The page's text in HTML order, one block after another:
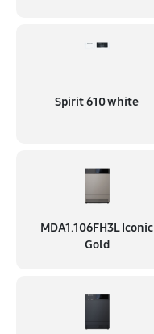
Spirit 610 white
MDA1.106FH3L Iconic
Gold